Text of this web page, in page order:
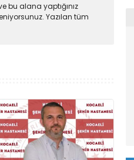
bu alana yaptığınız
Yazılan tüm